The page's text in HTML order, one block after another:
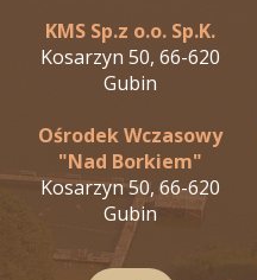
KMS Sp.z o.o. Sp.K.
Kosarzyn 50, 66-620
Gubin
Ośrodek Wczasowy
"Nad Borkiem"
Kosarzyn 50, 66-620
Gubin